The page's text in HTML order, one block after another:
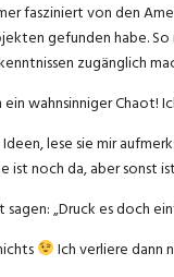
fasziniert von den
gefunden habe. So
zugänglich
wahnsinniger Chaot!
lese sie mir
ist noch da, aber sonst
„Druck es doch
Ich verliere dann